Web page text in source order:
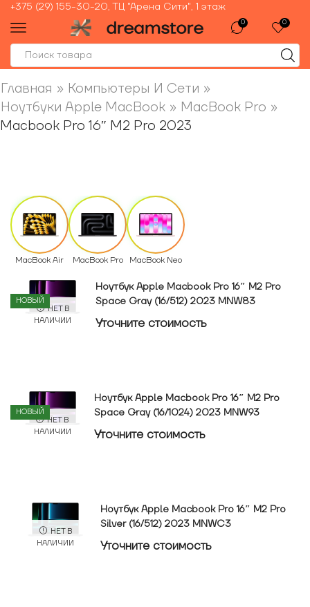
+375 (29) 155-30-20, ТЦ "Арена Сити", 1 этаж
0 0
Главная » Компьютеры И Сети »
Ноутбуки Apple MacBook » MacBook Pro »
Macbook Pro 16″ M2 Pro 2023
MacBook Air MacBook Pro MacBook Neo
НОВЫЙ
НЕТ В
НАЛИЧИИ
Ноутбук Apple Macbook Pro 16″ M2 Pro
Space Gray (16/512) 2023 MNW83
Уточнитe стоимость
НОВЫЙ
НЕТ В
НАЛИЧИИ
Ноутбук Apple Macbook Pro 16″ M2 Pro
Space Gray (16/1024) 2023 MNW93
Уточнитe стоимость
НЕТ В
НАЛИЧИИ
Ноутбук Apple Macbook Pro 16″ M2 Pro
Silver (16/512) 2023 MNWC3
Уточнитe стоимость